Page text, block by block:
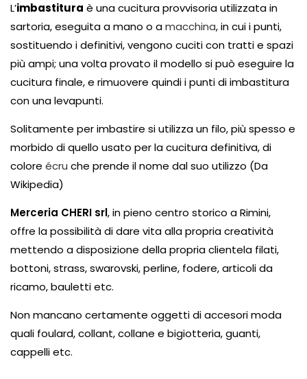
L’imbastitura è una cucitura provvisoria utilizzata in
sartoria, eseguita a mano o amacchina, in cui i punti,
sostituendo i definitivi, vengono cuciti con tratti e spazi
più ampi; una volta provato il modello si può eseguire la
cucitura finale, e rimuovere quindi i punti di imbastitura
con una levapunti.
Solitamente per imbastire si utilizza un filo, più spesso e
morbido di quello usato per la cucitura definitiva, di
colore écru che prende il nome dal suo utilizzo (Da
Wikipedia)
Merceria CHERI srl, in pieno centro storico a Rimini,
offre la possibilità di dare vita alla propria creatività
mettendo a disposizione della propria clientela filati,
bottoni,strass,swarovski,perline, fodere,articoli da
ricamo,baulettietc.
Non mancano certamente oggetti di accesori moda
quali foulard, collant, collane e bigiotteria, guanti,
cappellietc.